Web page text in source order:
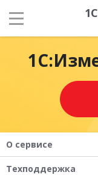
О сервисе
Техподдержка